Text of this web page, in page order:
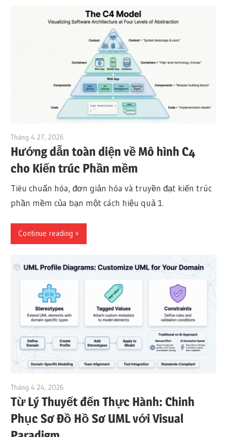
Tháng 4 27, 2026
Hướng dẫn toàn diện về Mô hình C4
cho Kiến trúc Phần mềm
Tiêu chuẩn hóa, đơn giản hóa và truyền đạt kiến trúc
phần mềm của bạn một cách hiệu quả 1.
Continue reading
Tháng 4 24, 2026
Từ Lý Thuyết đến Thực Hành: Chinh
Phục Sơ Đồ Hồ Sơ UML với Visual